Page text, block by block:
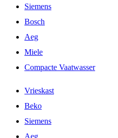
Siemens
Bosch
Aeg
Miele
Compacte Vaatwasser
Vrieskast
Beko
Siemens
Aeg